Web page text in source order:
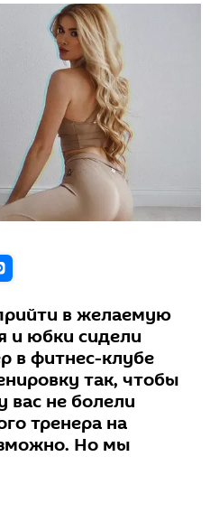
в желаемую
и юбки сидели
в фитнес-клубе
так, чтобы
не болели
тренера на
Но мы